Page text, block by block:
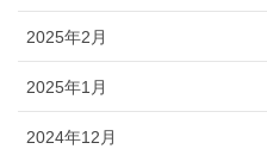
2025年2月
2025年1月
2024年12月